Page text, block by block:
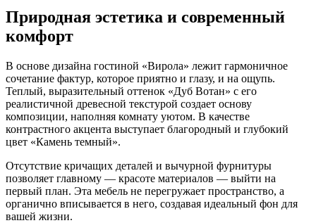
Природная эстетика и современный
комфорт
В основе дизайна гостиной «Вирола» лежит гармоничное
сочетание фактур, которое приятно и глазу, и на ощупь.
Теплый, выразительный оттенок «Дуб Вотан» с его
реалистичной древесной текстурой создает основу
композиции, наполняя комнату уютом. В качестве
контрастного акцента выступает благородный и глубокий
цвет «Камень темный».
Отсутствие кричащих деталей и вычурной фурнитуры
позволяет главному — красоте материалов — выйти на
первый план. Эта мебель не перегружает пространство, а
органично вписывается в него, создавая идеальный фон для
вашей жизни.